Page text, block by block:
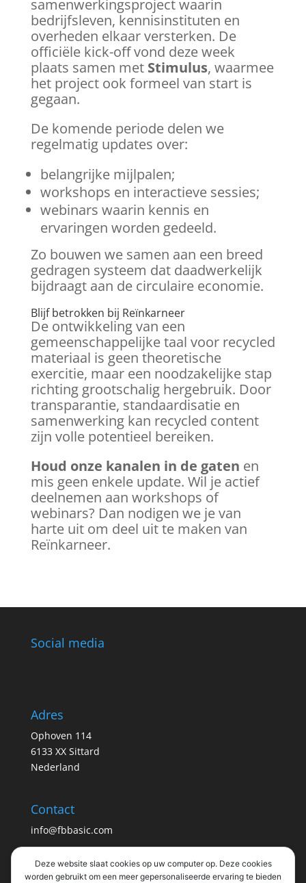
samenwerkingsproject waarin
bedrijfsleven, kennisinstituten en
overheden elkaar versterken. De
officiële kick-off vond deze week
plaats samen met Stimulus, waarmee
het project ook formeel van start is
gegaan.
De komende periode delen we
regelmatig updates over:
belangrijke mijlpalen;
workshops en interactieve sessies;
webinars waarin kennis en
ervaringen worden gedeeld.
Zo bouwen we samen aan een breed
gedragen systeem dat daadwerkelijk
bijdraagt aan de circulaire economie.
Blijf betrokken bij Reïnkarneer
De ontwikkeling van een
gemeenschappelijke taal voor recycled
materiaal is geen theoretische
exercitie, maar een noodzakelijke stap
richting grootschalig hergebruik. Door
transparantie, standaardisatie en
samenwerking kan recycled content
zijn volle potentieel bereiken.
Houd onze kanalen in de gaten en
mis geen enkele update. Wil je actief
deelnemen aan workshops of
webinars? Dan nodigen we je van
harte uit om deel uit te maken van
Reïnkarneer.
Social media
Adres
Ophoven 114
6133 XX Sittard
Nederland
Contact
info@fbbasic.com
Info
Deze website slaat cookies op uw computer op. Deze cookies
worden gebruikt om een ​​meer gepersonaliseerde ervaring te bieden